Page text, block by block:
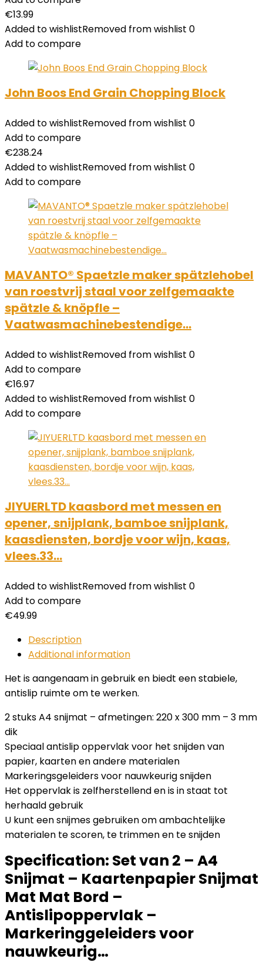
€13.99
Added to wishlistRemoved from wishlist 0
Add to compare
John Boos End Grain Chopping Block
Added to wishlistRemoved from wishlist 0
Add to compare
€238.24
Added to wishlistRemoved from wishlist 0
Add to compare
MAVANTO® Spaetzle maker spätzlehobel
van roestvrij staal voor zelfgemaakte
spätzle & knöpfle –
Vaatwasmachinebestendige…
Added to wishlistRemoved from wishlist 0
Add to compare
€16.97
Added to wishlistRemoved from wishlist 0
Add to compare
JIYUERLTD kaasbord met messen en
opener, snijplank, bamboe snijplank,
kaasdiensten, bordje voor wijn, kaas,
vlees.33…
Added to wishlistRemoved from wishlist 0
Add to compare
€49.99
Description
Additional information
Het is aangenaam in gebruik en biedt een stabiele,
antislip ruimte om te werken.
2 stuks A4 snijmat – afmetingen: 220 x 300 mm – 3 mm
dik
Speciaal antislip oppervlak voor het snijden van
papier, kaarten en andere materialen
Markeringsgeleiders voor nauwkeurig snijden
Het oppervlak is zelfherstellend en is in staat tot
herhaald gebruik
U kunt een snijmes gebruiken om ambachtelijke
materialen te scoren, te trimmen en te snijden
Specification: Set van 2 – A4
Snijmat – Kaartenpapier Snijmat
Mat Mat Bord –
Antislipoppervlak –
Markeringgeleiders voor
nauwkeurig…